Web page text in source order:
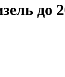
до